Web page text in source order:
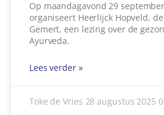
Op maandagavond 29
organiseert Heerlijck Hopveld,
Gemert, een lezing over de
Ayurveda.
Lees verder »
Toke de Vries 28 augustus 2025